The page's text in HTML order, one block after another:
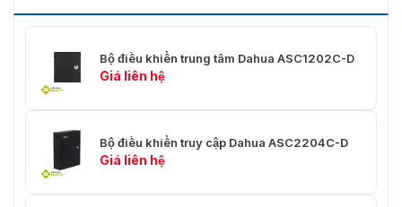
Cân nặng 0,5 Kg
Môi trường làm việc
Chứng nhận
Bộ điều khiển trung tâm Dahua ASC1202C-D
Giá liên hệ
Bộ điều khiển truy cập Dahua ASC2204C-D
Giá liên hệ